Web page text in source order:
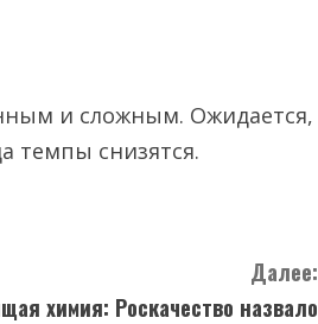
и сложным. Ожидается,
темпы снизятся.
Далее:
химия: Роскачество назвало